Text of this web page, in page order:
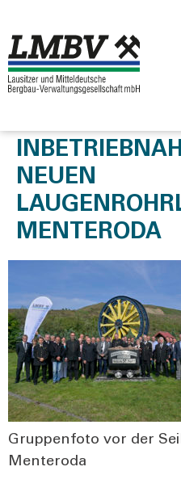
NEUEN
MENTERODA
Grup­pen­fo­to vor der
Men­tero­da